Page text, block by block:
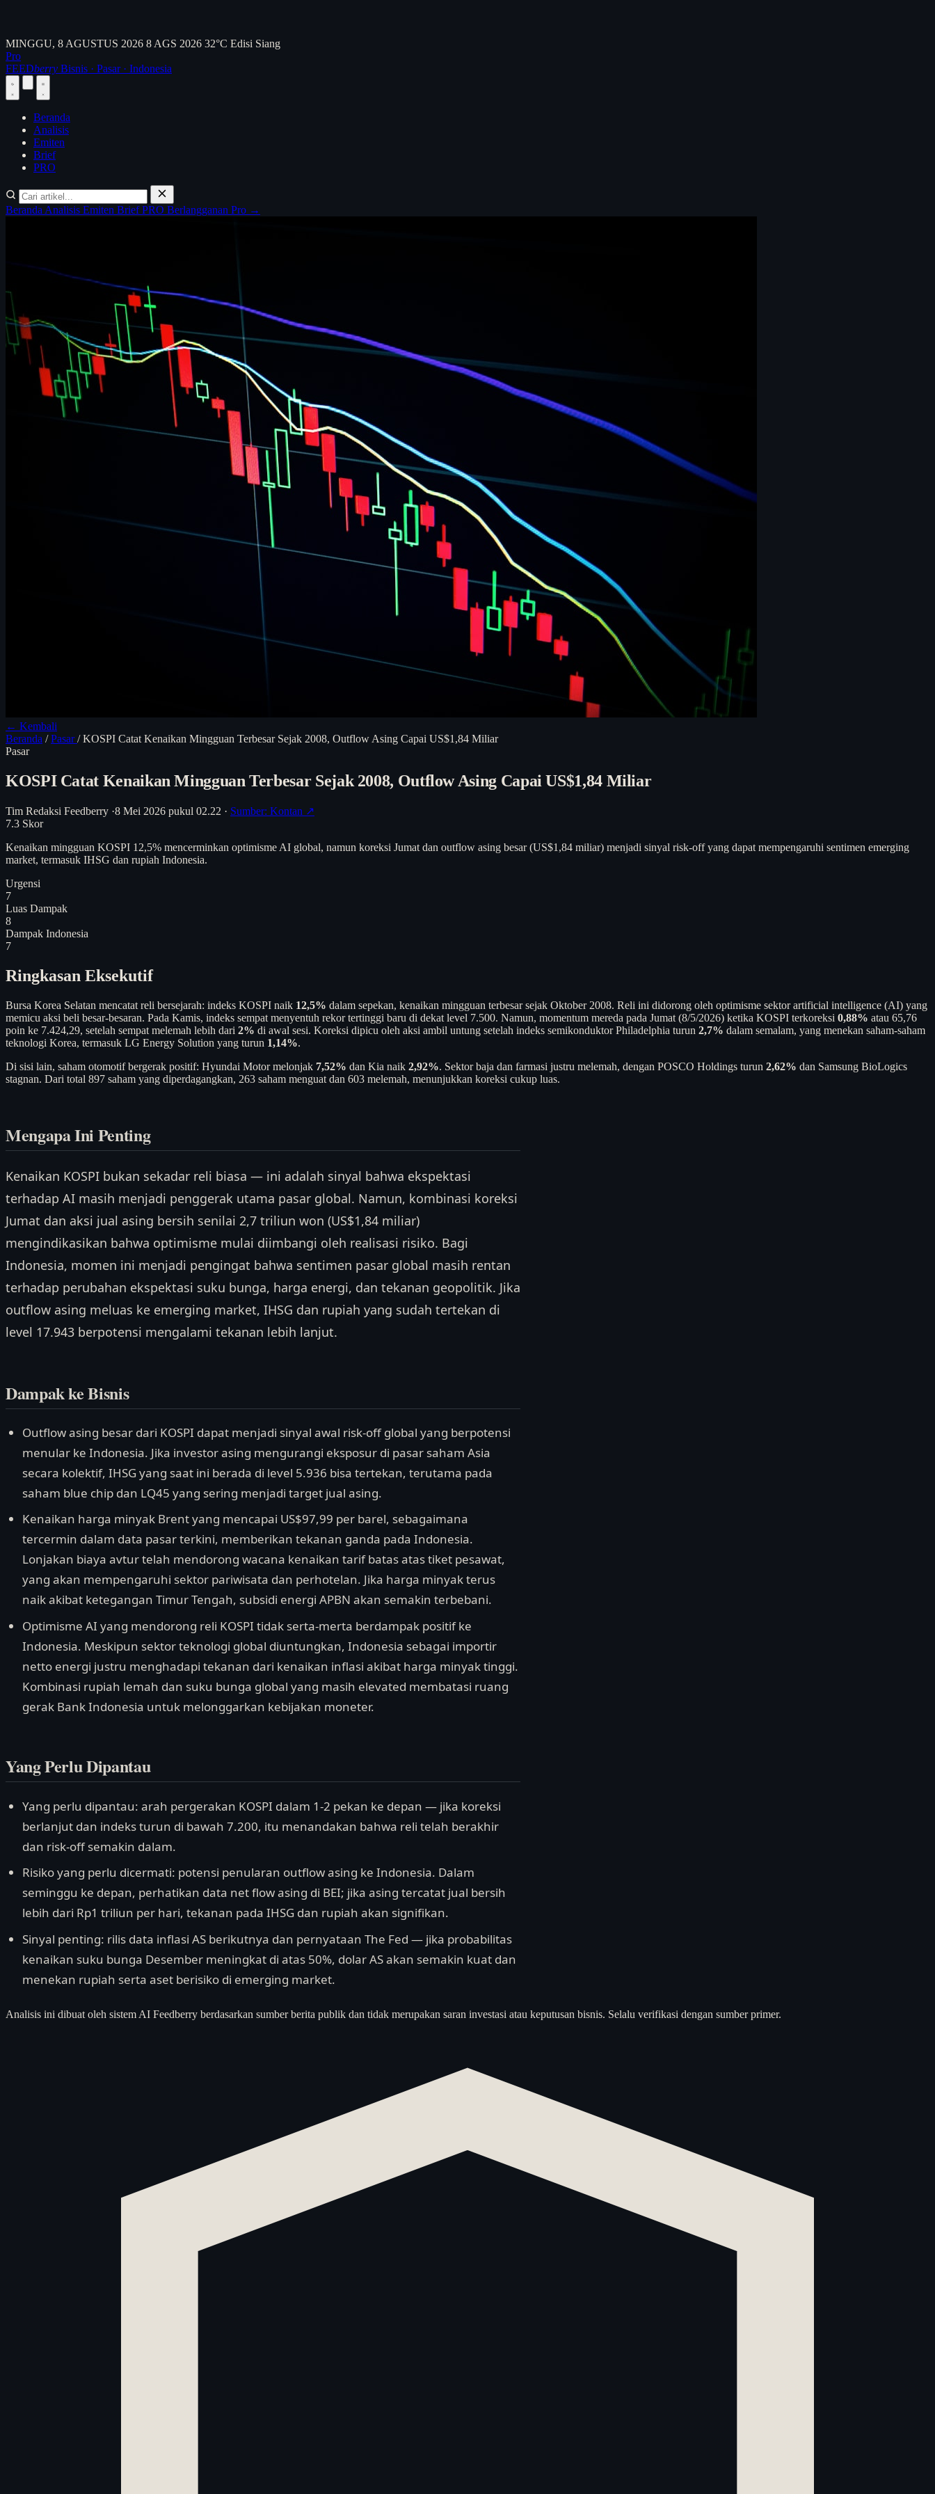
MINGGU, 8 AGUSTUS 2026 8 AGS 2026 32°C Edisi Siang
Pro
FEEDberry Bisnis · Pasar · Indonesia
Beranda
Analisis
Emiten
Brief
PRO
Beranda Analisis Emiten BriefPRO Berlangganan Pro →
← Kembali
Beranda / Pasar/ KOSPI Catat Kenaikan Mingguan Terbesar Sejak 2008, Outflow Asing Capai US$1,84 Miliar
Pasar
KOSPI Catat Kenaikan Mingguan Terbesar Sejak 2008, Outflow Asing Capai US$1,84 Miliar
Tim Redaksi Feedberry ·8 Mei 2026 pukul 02.22 · Sumber: Kontan ↗
7.3 Skor
Kenaikan mingguan KOSPI 12,5% mencerminkan optimisme AI global, namun koreksi Jumat dan outflow asing besar (US$1,84 miliar) menjadi sinyal risk-off yang dapat mempengaruhi sentimen emerging
market, termasuk IHSG dan rupiah Indonesia.
Urgensi
7
Luas Dampak
8
Dampak Indonesia
7
Ringkasan Eksekutif
Bursa Korea Selatan mencatat reli bersejarah: indeks KOSPI naik 12,5% dalam sepekan, kenaikan mingguan terbesar sejak Oktober 2008. Reli ini didorong oleh optimisme sektor artificial intelligence (AI) yang
memicu aksi beli besar-besaran. Pada Kamis, indeks sempat menyentuh rekor tertinggi baru di dekat level 7.500. Namun, momentum mereda pada Jumat (8/5/2026) ketika KOSPI terkoreksi 0,88% atau 65,76
poin ke 7.424,29, setelah sempat melemah lebih dari 2% di awal sesi. Koreksi dipicu oleh aksi ambil untung setelah indeks semikonduktor Philadelphia turun 2,7% dalam semalam, yang menekan saham-saham
teknologi Korea, termasuk LG Energy Solution yang turun 1,14%.
Di sisi lain, saham otomotif bergerak positif: Hyundai Motor melonjak 7,52% dan Kia naik 2,92%. Sektor baja dan farmasi justru melemah, dengan POSCO Holdings turun 2,62% dan Samsung BioLogics
stagnan. Dari total 897 saham yang diperdagangkan, 263 saham menguat dan 603 melemah, menunjukkan koreksi cukup luas.
Mengapa Ini Penting
Kenaikan KOSPI bukan sekadar reli biasa — ini adalah sinyal bahwa ekspektasi
terhadap AI masih menjadi penggerak utama pasar global. Namun, kombinasi koreksi
Jumat dan aksi jual asing bersih senilai 2,7 triliun won (US$1,84 miliar)
mengindikasikan bahwa optimisme mulai diimbangi oleh realisasi risiko. Bagi
Indonesia, momen ini menjadi pengingat bahwa sentimen pasar global masih rentan
terhadap perubahan ekspektasi suku bunga, harga energi, dan tekanan geopolitik. Jika
outflow asing meluas ke emerging market, IHSG dan rupiah yang sudah tertekan di
level 17.943 berpotensi mengalami tekanan lebih lanjut.
Dampak ke Bisnis
Outflow asing besar dari KOSPI dapat menjadi sinyal awal risk-off global yang berpotensi
menular ke Indonesia. Jika investor asing mengurangi eksposur di pasar saham Asia
secara kolektif, IHSG yang saat ini berada di level 5.936 bisa tertekan, terutama pada
saham blue chip dan LQ45 yang sering menjadi target jual asing.
Kenaikan harga minyak Brent yang mencapai US$97,99 per barel, sebagaimana
tercermin dalam data pasar terkini, memberikan tekanan ganda pada Indonesia.
Lonjakan biaya avtur telah mendorong wacana kenaikan tarif batas atas tiket pesawat,
yang akan mempengaruhi sektor pariwisata dan perhotelan. Jika harga minyak terus
naik akibat ketegangan Timur Tengah, subsidi energi APBN akan semakin terbebani.
Optimisme AI yang mendorong reli KOSPI tidak serta-merta berdampak positif ke
Indonesia. Meskipun sektor teknologi global diuntungkan, Indonesia sebagai importir
netto energi justru menghadapi tekanan dari kenaikan inflasi akibat harga minyak tinggi.
Kombinasi rupiah lemah dan suku bunga global yang masih elevated membatasi ruang
gerak Bank Indonesia untuk melonggarkan kebijakan moneter.
Yang Perlu Dipantau
Yang perlu dipantau: arah pergerakan KOSPI dalam 1-2 pekan ke depan — jika koreksi
berlanjut dan indeks turun di bawah 7.200, itu menandakan bahwa reli telah berakhir
dan risk-off semakin dalam.
Risiko yang perlu dicermati: potensi penularan outflow asing ke Indonesia. Dalam
seminggu ke depan, perhatikan data net flow asing di BEI; jika asing tercatat jual bersih
lebih dari Rp1 triliun per hari, tekanan pada IHSG dan rupiah akan signifikan.
Sinyal penting: rilis data inflasi AS berikutnya dan pernyataan The Fed — jika probabilitas
kenaikan suku bunga Desember meningkat di atas 50%, dolar AS akan semakin kuat dan
menekan rupiah serta aset berisiko di emerging market.
Analisis ini dibuat oleh sistem AI Feedberry berdasarkan sumber berita publik dan tidak merupakan saran investasi atau keputusan bisnis. Selalu verifikasi dengan sumber primer.